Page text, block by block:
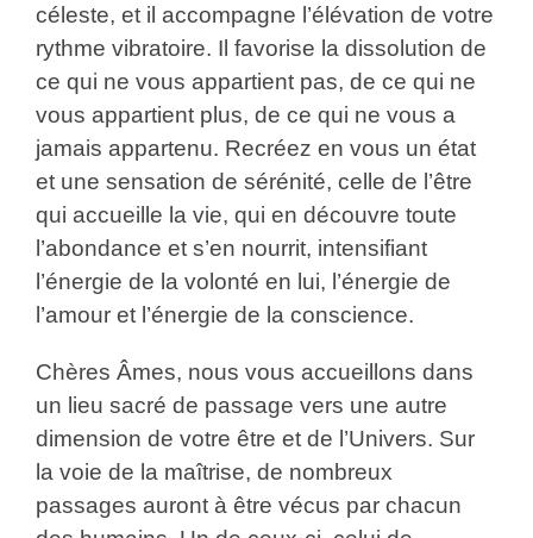
céleste, et il accompagne l’élévation de votre
rythme vibratoire. Il favorise la dissolution de
ce qui ne vous appartient pas, de ce qui ne
vous appartient plus, de ce qui ne vous a
jamais appartenu. Recréez en vous un état
et une sensation de sérénité, celle de l’être
qui accueille la vie, qui en découvre toute
l’abondance et s’en nourrit, intensifiant
l’énergie de la volonté en lui, l’énergie de
l’amour et l’énergie de la conscience.
Chères Âmes, nous vous accueillons dans
un lieu sacré de passage vers une autre
dimension de votre être et de l’Univers. Sur
la voie de la maîtrise, de nombreux
passages auront à être vécus par chacun